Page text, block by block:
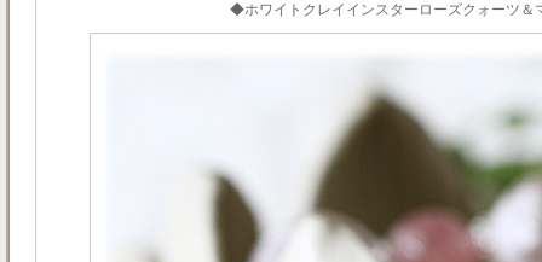
◆ホワイトクレイインスターローズクォーツ